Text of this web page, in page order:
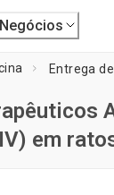
Negócios
em